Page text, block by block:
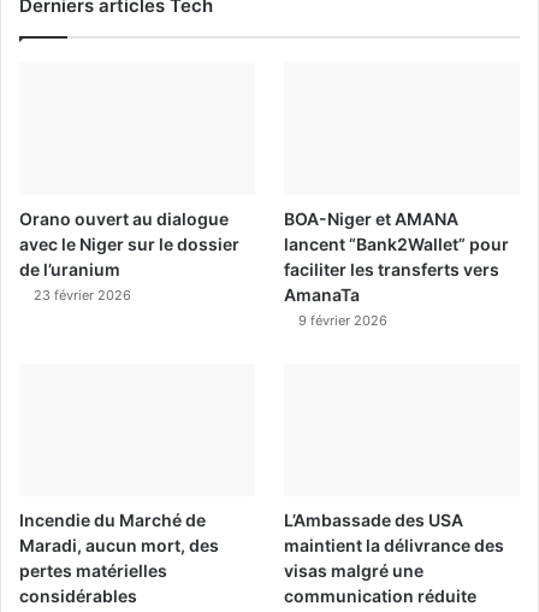
Derniers articles Tech
Orano ouvert au dialogue
avec le Niger sur le dossier
de l’uranium
23 février 2026
BOA-Niger et AMANA
lancent “Bank2Wallet” pour
faciliter les transferts vers
AmanaTa
9 février 2026
Incendie du Marché de
Maradi, aucun mort, des
pertes matérielles
considérables
L’Ambassade des USA
maintient la délivrance des
visas malgré une
communication réduite